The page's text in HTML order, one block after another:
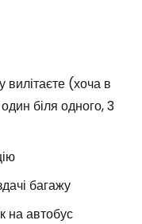
вилітаєте (хоча в
біля одного, 3
багажу
на автобус